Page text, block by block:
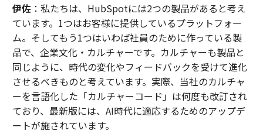
伊佐：私たちは、HubSpotには2つの製品があると考え
ています。1つはお客様に提供しているプラットフォー
ム。そしてもう1つはいわば社員のために作っている製
品で、企業文化・カルチャーです。カルチャーも製品と
同じように、時代の変化やフィードバックを受けて進化
させるべきものと考えています。実際、当社のカルチャ
ーを言語化した「カルチャーコード」は何度も改訂され
ており、最新版には、AI時代に適応するためのアップデ
ートが施されています。